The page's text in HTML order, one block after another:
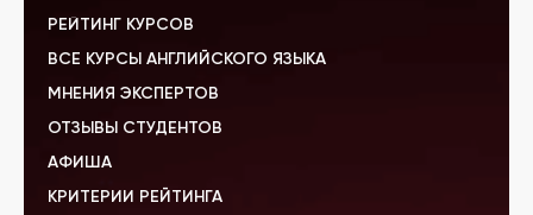
РЕЙТИНГ КУРСОВ
ВСЕ КУРСЫ АНГЛИЙСКОГО ЯЗЫКА
МНЕНИЯ ЭКСПЕРТОВ
ОТЗЫВЫ СТУДЕНТОВ
АФИША
КРИТЕРИИ РЕЙТИНГА